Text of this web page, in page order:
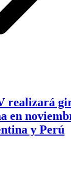
realizará
en
y Perú